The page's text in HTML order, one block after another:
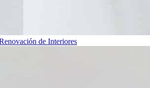
de Interiores